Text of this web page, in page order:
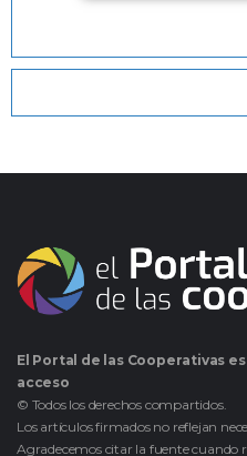
El Portal de las Cooperativas
acceso
© Todos los derechos compartidos.
Los artículos firmados no reflejan
Agradecemos citar la fuente cuando